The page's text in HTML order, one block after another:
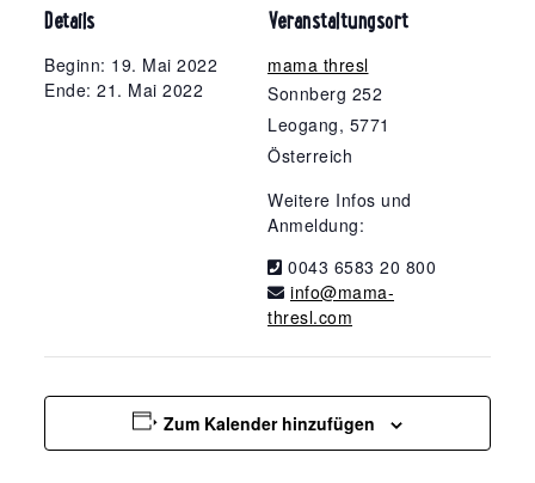
Details
Beginn: 19. Mai 2022
Ende: 21. Mai 2022
Veranstaltungsort
mama thresl
Sonnberg 252
Leogang, 5771
Österreich
Weitere Infos und
Anmeldung:
0043 6583 20 800
info@mama-
thresl.com
Zum Kalender hinzufügen